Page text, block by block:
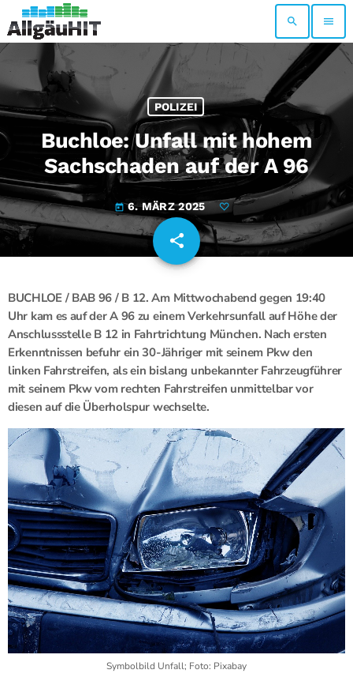
search menu
POLIZEI
Buchloe: Unfall mit hohem
Sachschaden auf der A 96
today 6. MÄRZ 2025
share
email
BUCHLOE / BAB 96 / B 12. Am Mittwochabend gegen 19:40
Uhr kam es auf der A 96 zu einem Verkehrsunfall auf Höhe der
Anschlussstelle B 12 in Fahrtrichtung München. Nach ersten
Erkenntnissen befuhr ein 30-Jähriger mit seinem Pkw den
linken Fahrstreifen, als ein bislang unbekannter Fahrzeugführer
mit seinem Pkw vom rechten Fahrstreifen unmittelbar vor
diesen auf die Überholspur wechselte.
Symbolbild Unfall; Foto: Pixabay